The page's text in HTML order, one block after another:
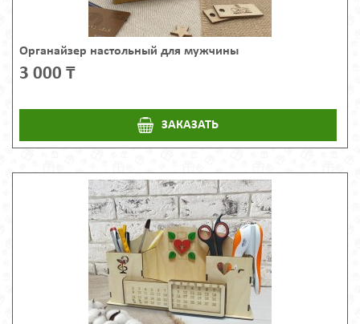
Органайзер настольный для мужчины
3 000 ₸
ЗАКАЗАТЬ